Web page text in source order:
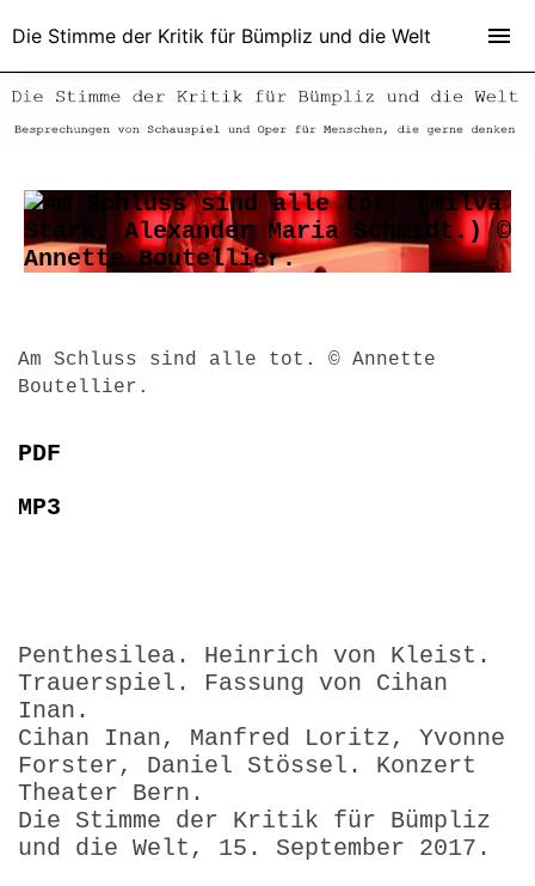
Am Schluss sind alle tot. © Annette
Boutellier.
PDF
MP3
Penthesilea. Heinrich von Kleist.
Trauerspiel. Fassung von Cihan
Inan.
Cihan Inan, Manfred Loritz, Yvonne
Forster, Daniel Stössel. Konzert
Theater Bern.
Die Stimme der Kritik für Bümpliz
und die Welt, 15. September 2017.
Die Stimme der Kritik für Bümpliz und die Welt